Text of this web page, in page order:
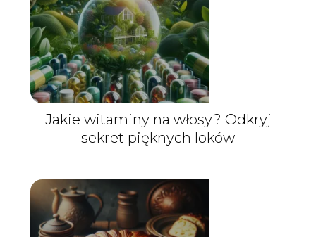
Jakie witaminy na włosy? Odkryj
sekret pięknych loków